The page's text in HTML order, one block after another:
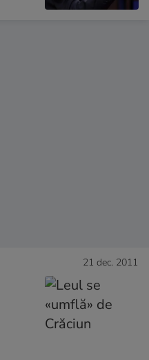
21 dec. 2011